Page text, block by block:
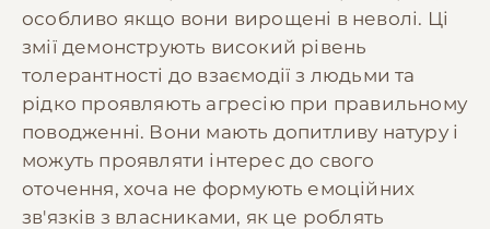
особливо якщо вони вирощені в неволі. Ці
змії демонструють високий рівень
толерантності до взаємодії з людьми та
рідко проявляють агресію при правильному
поводженні. Вони мають допитливу натуру і
можуть проявляти інтерес до свого
оточення, хоча не формують емоційних
зв'язків з власниками, як це роблять